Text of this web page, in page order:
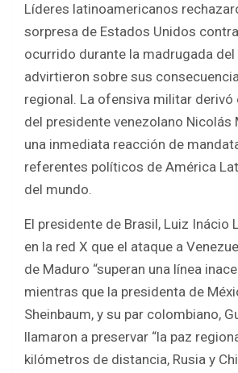
ce
b
o
o
k
tt
er
at
s
A
p
p
ar
e
Líderes latinoamericanos
sorpresa de Estados Unidos
ocurrido durante la madrugada del
advirtieron sobre sus
regional. La ofensiva militar derivó
del presidente venezolano Nicolás
una inmediata reacción de
referentes políticos de América
del mundo.
El presidente de Brasil, Luiz Inácio
en la red X que el ataque a
de Maduro “superan una línea
mientras que la presidenta de
Sheinbaum, y su par colombiano,
llamaron a preservar “la paz
kilómetros de distancia, Rusia y